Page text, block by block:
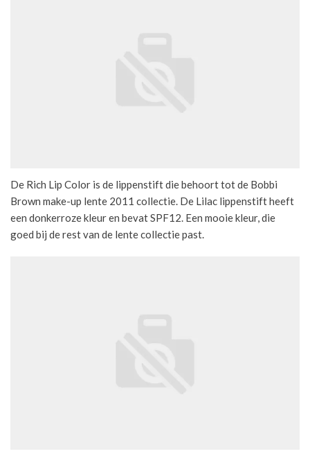
De Rich Lip Color is de lippenstift die behoort tot de Bobbi
Brown make-up lente 2011 collectie. De Lilac lippenstift heeft
een donkerroze kleur en bevat SPF12. Een mooie kleur, die
goed bij de rest van de lente collectie past.